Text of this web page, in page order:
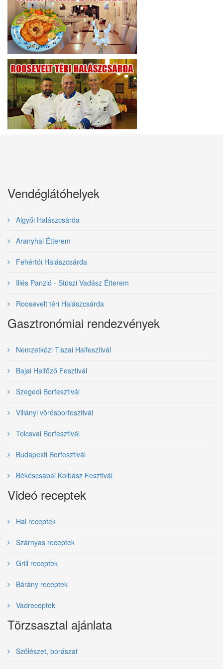
Vendéglátóhelyek
Algyői Halászcsárda
Aranyhal Étterem
Fehértói Halászcsárda
Illés Panzió - Stüszi Vadász Étterem
Roosevelt téri Halászcsárda
Gasztronómiai rendezvények
Nemzetközi Tiszai Halfesztivál
Bajai Halfőző Fesztivál
Szegedi Borfesztivál
Villányi vörösborfesztivál
Tolcsvai Borfesztivál
Budapesti Borfesztivál
Békéscsabai Kolbász Fesztivál
Videó receptek
Hal receptek
Szárnyas receptek
Grill receptek
Bárány receptek
Vadreceptek
Törzsasztal ajánlata
Szőlészet, borászat